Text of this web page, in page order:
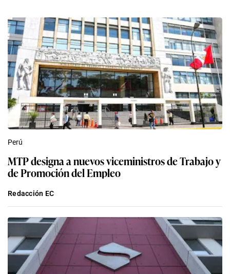
Perú
MTP designa a nuevos viceministros de Trabajo y
de Promoción del Empleo
Redacción EC